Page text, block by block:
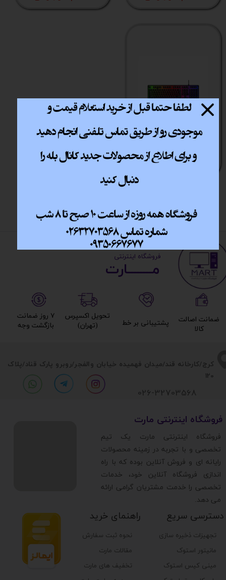
کیبورد گیمینگ لاجی کی
Logikey K230B Black
اتمام موجودی
​​کرج/کارخانه قند/میدان فهمیده خیابان والفجر/روبرو پارک قناد/پلاک
120
تجهیزات ذخیره سازی
مانیتور استوک
مینی کیس استوک
دسترسی سریع راهنمای خرید
نحوه ثبت سفارش
مقالات مارت
تخفیف های مارت
​فروشگاه اینترنتی مارت
​فروشگاه اینترنتی مارت یک تیم
تخصصی و با تجربه در زمینه محصولات
رایانه ای و فروش آنلاین بوده که با راه
اندازی فروشگاه آنلاین خود، خدمات
تخصصی را خدمت مشتریان گرامی ارائه
می دهد.
026-32703568
مــــــــارت​​​​​​
​ ​فروشگاه اینترنتی
۷ روز ضمانت
بازگشت وجه​​​​​​​
تحویل اکسپرس
(تهران)​​​​​​​
پشتیبانی بر خط​​​​​​​
ضمانت اصالت
کالا​​​​​​​